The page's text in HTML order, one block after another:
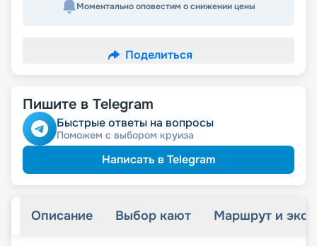
Моментально оповестим о снижении цены
Поделиться
Пишите в Telegram
Быстрые ответы на вопросы
Поможем с выбором круиза
Написать в Telegram
Описание Выбор кают Маршрут и